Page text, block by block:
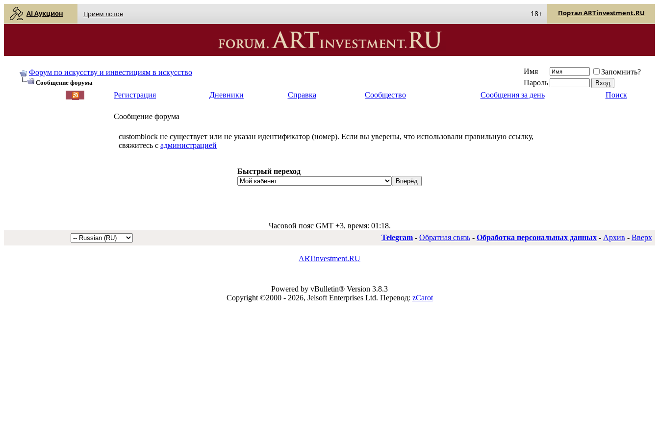
AI Аукцион Прием лотов Портал ARTinvestment.RU
18+
Форум по искусству и инвестициям в искусство
Сообщение форума
Имя
Запомнить?
Пароль
Регистрация
Дневники Справка Сообщество Сообщения за день Поиск
Сообщение форума
customblock не существует или не указан идентификатор (номер). Если вы уверены, что использовали правильную ссылку,
свяжитесь с администрацией
Быстрый переход
Часовой пояс GMT +3, время: 01:18.
Telegram - Обратная связь - Обработка персональных данных - Архив - Вверх
ARTinvestment.RU
Powered by vBulletin® Version 3.8.3
Copyright ©2000 - 2026, Jelsoft Enterprises Ltd. Перевод: zCarot